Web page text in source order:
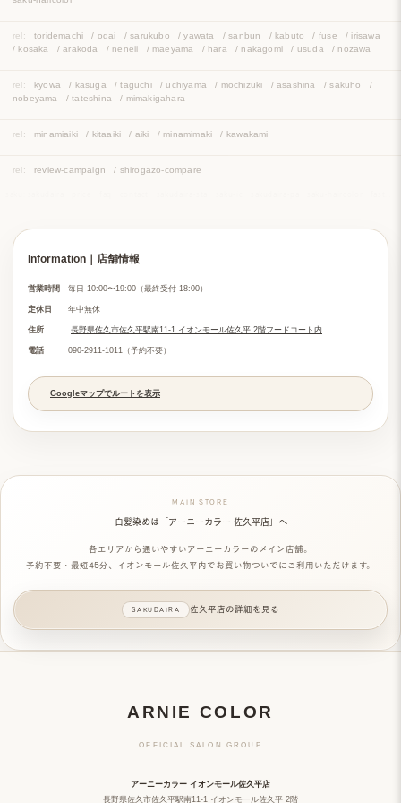
rel: toridemachi / odai /sarukubo /yawata /sanbun /kabuto / fuse /irisawa
/kosaka /arakoda /neneii /maeyama /hara /nakagomi / usuda /nozawa
rel: kyowa / kasuga /taguchi /uchiyama / mochizuki /asashina /sakuho
/
nobeyama
/tateshina / mimakigahara
rel: minamiaiki / kitaaiki / aiki /minamimaki / kawakami
rel: review-campaign / shirogazo-compare
Information｜店舗情報
営業時間 毎日 10:00〜19:00（最終受付 18:00）
定休日 年中無休
住所 長野県佐久市佐久平駅南11-1 イオンモール佐久平 2階フードコート内
電話 090-2911-1011（予約不要）
Googleマップでルートを表示
MAIN STORE
白髪染めは「アーニーカラー 佐久平店」へ
各エリアから通いやすい アーニーカラーのメイン店舗
予約不要・最短45分、イオンモール佐久平内でお買い物ついでにご利用いただけます。
佐久平店の詳細を見る
ARNIE COLOR
OFFICIAL SALON GROUP
アーニーカラー イオンモール佐久平店
長野県佐久市佐久平駅南11-1 イオンモール佐久平 2階